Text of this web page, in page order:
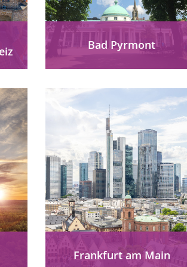
Bad Pyrmont
sich auf mühelose Weise ein
traditionsreicher Kurort mit
einem modernen
Gesundheitsresort und allen
Annehmlichkeiten, die sich
der...
mehr erfahren
Frankfurt am Main